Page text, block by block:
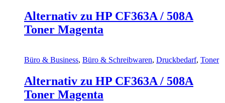
Alternativ zu HP CF363A / 508A
Toner Magenta
Büro & Business, Büro & Schreibwaren, Druckbedarf, Toner
Alternativ zu HP CF363A / 508A
Toner Magenta